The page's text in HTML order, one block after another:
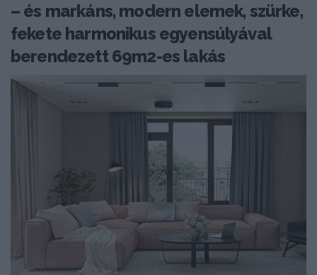
– és markáns, modern elemek, szürke,
fekete harmonikus egyensúlyával
berendezett 69m2-es lakás